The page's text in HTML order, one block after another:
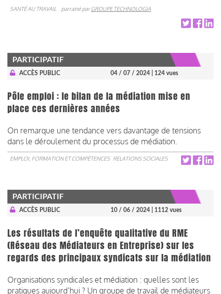
SANTÉ AU TRAVAIL
parrainé parGROUPE TECHNOLOGIA
PARTICIPATIF
ACCÈS PUBLIC 04 / 07 / 2024 | 124 vues
Pôle emploi : le bilan de la médiation mise en
place ces dernières années
On remarque une tendance vers davantage de tensions
dans le déroulement du processus de médiation.
EMPLOI, FORMATION ET COMPÉTENCES RELATIONS SOCIALES
PARTICIPATIF
ACCÈS PUBLIC 10 / 06 / 2024 | 1112 vues
Les résultats de l’enquête qualitative du RME
(Réseau des Médiateurs en Entreprise) sur les
regards des principaux syndicats sur la médiation
Organisations syndicales et médiation : quelles sont les
pratiques aujourd’hui ? Un groupe de travail de médiateurs